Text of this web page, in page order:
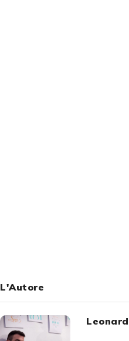
L'Autore